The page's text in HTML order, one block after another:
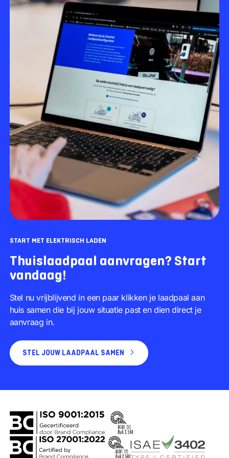
gestort – de snelste uitbetaling van Nederland. Zo
heb je altijd inzicht in je laadkosten en wordt
thuisladen voor jou makkelijk en overzichtelijk
gegevens achter. Jeontvangt
hierna ter
bevestiging een overzicht per mail en kan gelijk
de schouwing starten.
Je vult de schouwing online in en bij vragen kan je
contact opnemen met een van onze
laadadviseurs.
Op basis van de schouwing ontvang je een
persoonlijke offerte.
Bij akkoord wordt een installatiedatum ingepland
binnen drie weken. Voordat de installatie
plaatsvindtdien je een aantal stappen te
doorlopenzodat de laadpaal gelijk klaar is voor
gebruik.
Zodra de laadpaal aan huis is geplaatst, kan je
starten met zorgeloos laden
START MET ELEKTRISCH LADEN
Thuislaadpaal aanvragen? Start
vandaag!
Stel nu vrijblijvend in een paar klikken je laadpaal aan
huis samen die bij jouw situatie past en dien direct je
aanvraag in.
STEL JOUW LAADPAAL SAMEN